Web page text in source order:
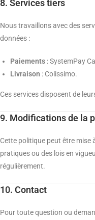
8. Services tiers
Nous travaillons avec des
données :
Paiements : SystemPay
Livraison : Colissimo.
Ces services disposent de
9. Modifications de la
Cette politique peut être mise
pratiques ou des lois en
régulièrement.
10. Contact
Pour toute question ou